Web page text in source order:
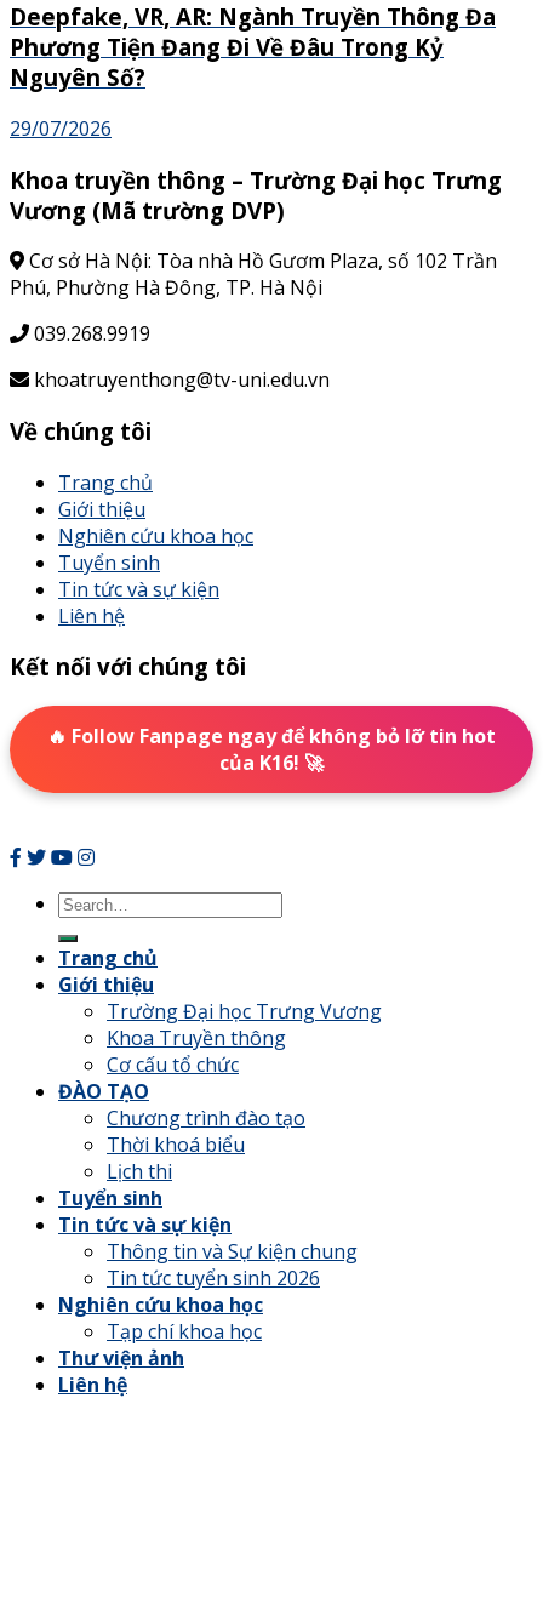
Deepfake, VR, AR: Ngành Truyền Thông Đa
Phương Tiện Đang Đi Về Đâu Trong Kỷ
Nguyên Số?
29/07/2026
Khoa truyền thông – Trường Đại học Trưng
Vương (Mã trường DVP)
Cơ sở Hà Nội: Tòa nhà Hồ Gươm Plaza, số 102 Trần
Phú, Phường Hà Đông, TP. Hà Nội
039.268.9919
khoatruyenthong@tv-uni.edu.vn
Về chúng tôi
Trang chủ
Giới thiệu
Nghiên cứu khoa học
Tuyển sinh
Tin tức và sự kiện
Liên hệ
Kết nối với chúng tôi
🔥 Follow Fanpage ngay để không bỏ lỡ tin hot
của K16! 🚀
Trang chủ
Giới thiệu
Trường Đại học Trưng Vương
Khoa Truyền thông
Cơ cấu tổ chức
ĐÀO TẠO
Chương trình đào tạo
Thời khoá biểu
Lịch thi
Tuyển sinh
Tin tức và sự kiện
Thông tin và Sự kiện chung
Tin tức tuyển sinh 2026
Nghiên cứu khoa học
Tạp chí khoa học
Thư viện ảnh
Liên hệ